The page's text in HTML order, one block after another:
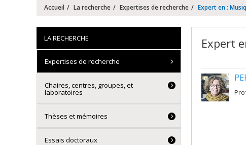
Accueil La recherche Expertises de recherche Expert en :
Expert
LA RECHERCHE
Expertises de recherche
Chaires, centres, groupes, et
laboratoires
Thèses et mémoires
Essais doctoraux